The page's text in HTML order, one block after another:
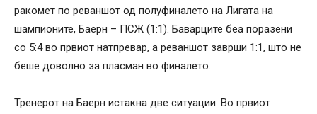
ракомет по реваншот од полуфиналето на Лигата на
шампионите, Баерн – ПСЖ (1:1). Баварците беа поразени
со 5:4 во првиот натпревар, а реваншот заврши 1:1, што не
беше доволно за пласман во финалето.
Тренерот на Баерн истакна две ситуации. Во првиот